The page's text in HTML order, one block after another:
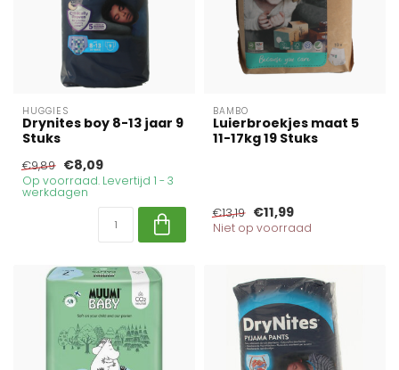
HUGGIES
Drynites boy 8-13 jaar 9
Stuks
€9,89 €8,09
Op voorraad. Levertijd 1 - 3
werkdagen
BAMBO
Luierbroekjes maat 5
11-17kg 19 Stuks
€13,19 €11,99
Niet op voorraad